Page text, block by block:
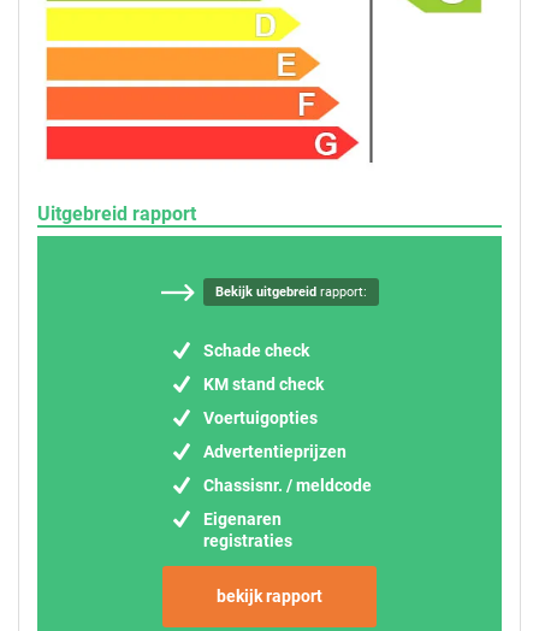
Uitgebreid rapport
Bekijk uitgebreidrapport:
Schade check
KM stand check
Voertuigopties
Advertentieprijzen
Chassisnr. / meldcode
Eigenaren
registraties
bekijk rapport